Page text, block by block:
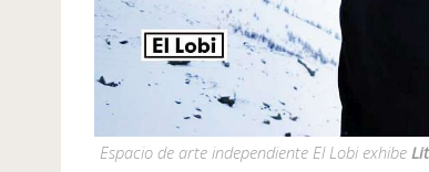
Espacio de arte independiente El Lobi exhibe